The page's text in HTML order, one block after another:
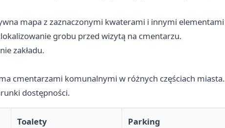
mapa z zaznaczonymi kwaterami i innymi elementami
grobu przed wizytą na cmentarzu.
zakładu.
cmentarzami komunalnymi w różnych częściach miasta.
dostępności.
Toalety Parking